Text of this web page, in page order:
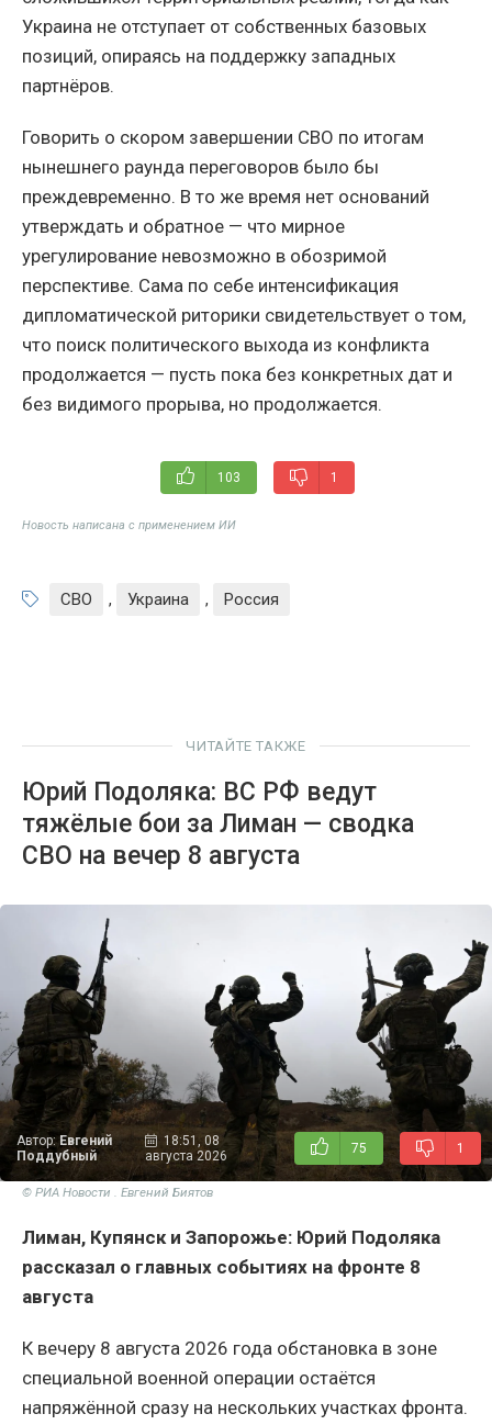
Украина не отступает от собственных базовых
позиций, опираясь на поддержку западных
партнёров.
Говорить о скором завершении СВО по итогам
нынешнего раунда переговоров было бы
преждевременно. В то же время нет оснований
утверждать и обратное — что мирное
урегулирование невозможно в обозримой
перспективе. Сама по себе интенсификация
дипломатической риторики свидетельствует о том,
что поиск политического выхода из конфликта
продолжается — пусть пока без конкретных дат и
без видимого прорыва, но продолжается.
103 1
Новость написана с применением ИИ
СВО , Украина , Россия
ЧИТАЙТЕ ТАКЖЕ
Юрий Подоляка: ВС РФ ведут
тяжёлые бои за Лиман — сводка
СВО на вечер 8 августа
Автор:Евгений
Поддубный
18:51, 08
августа 2026
75 1
© РИА Новости . Евгений Биятов
Лиман, Купянск и Запорожье: Юрий Подоляка
рассказал о главных событиях на фронте 8
августа
К вечеру 8 августа 2026 года обстановка в зоне
специальной военной операции остаётся
напряжённой сразу на нескольких участках фронта.